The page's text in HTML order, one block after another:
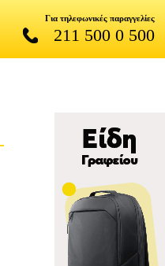
Για τηλεφωνικές παραγγελίες
211 500 0 500